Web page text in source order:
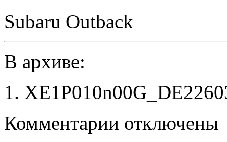
Subaru Outback
В архиве:
Комментарии записи
отключены